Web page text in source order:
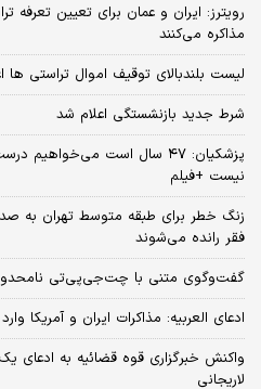
مذاکره می‌کنند
لیست بلندبالای توقیف اموال تراستی ها
شرط جدید بازنشستگی اعلام شد
پزشکیان: ۴۷ سال است
نیست +فیلم
زنگ خطر برای طبقه متوسط تهران به
فقر رانده می‌شوند
گفت‌وگوی متنی با چت‌جی‌پی‌تی
ادعای العربیه: مذاکرات ایران و آمریکا
واکنش خبرگزاری قوه قضائیه به ادعای
لاریجانی